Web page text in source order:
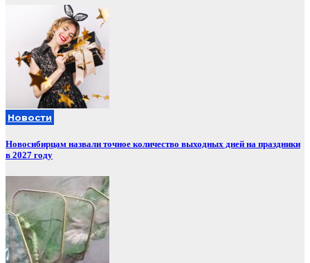
Новости
Новосибирцам назвали точное количество выходных дней на праздники
в 2027 году